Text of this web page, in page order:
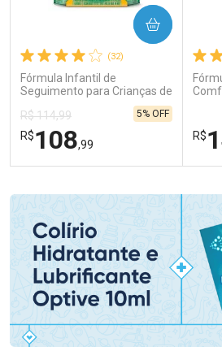
(32)
Fórmula Infantil de
Seguimento para Crianças de
Primeira Infância Nestonutri
2 Unidades de 800g cada
R$ 114,99
R$108,99
5% OFF
COMPRAR
R$